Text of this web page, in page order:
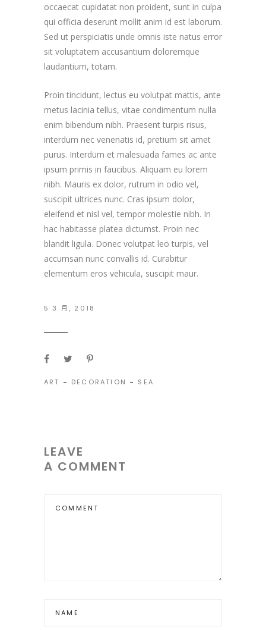
occaecat cupidatat non proident, sunt in culpa
qui officia deserunt mollit anim id est laborum.
Sed ut perspiciatis unde omnis iste natus error
sit voluptatem accusantium doloremque
laudantium, totam.
Proin tincidunt, lectus eu volutpat mattis, ante
metus lacinia tellus, vitae condimentum nulla
enim bibendum nibh. Praesent turpis risus,
interdum nec venenatis id, pretium sit amet
purus. Interdum et malesuada fames ac ante
ipsum primis in faucibus. Aliquam eu lorem
nibh. Mauris ex dolor, rutrum in odio vel,
suscipit ultrices nunc. Cras ipsum dolor,
eleifend et nisl vel, tempor molestie nibh. In
hac habitasse platea dictumst. Proin nec
blandit ligula. Donec volutpat leo turpis, vel
accumsan nunc convallis id. Curabitur
elementum eros vehicula, suscipit maur.
5 3 月, 2018
ART - DECORATION - SEA
LEAVE
A COMMENT